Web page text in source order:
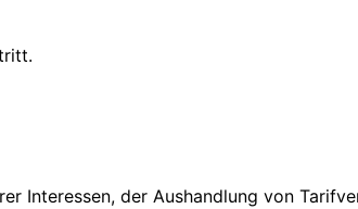
Interessen, der Aushandlung von